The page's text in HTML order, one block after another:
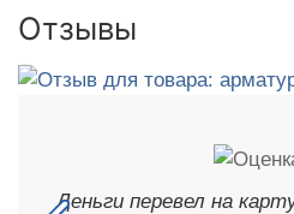
Отзывы
Деньги перевел на